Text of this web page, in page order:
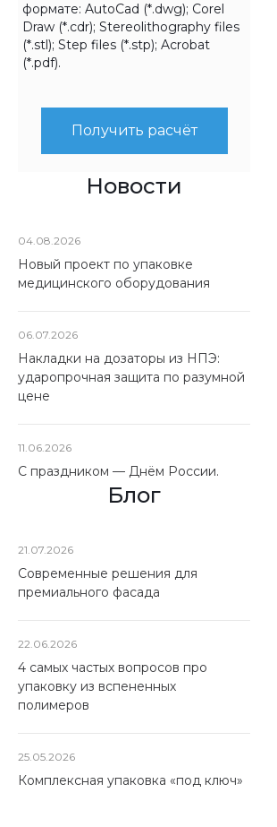
формате: AutoCad (*.dwg); Corel
Draw (*.cdr); Stereolithography files
(*.stl); Step files (*.stp); Acrobat
(*.pdf).
Получить расчёт
Новости
04.08.2026
Новый проект по упаковке
медицинского оборудования
06.07.2026
Накладки на дозаторы из НПЭ:
ударопрочная защита по разумной
цене
11.06.2026
С праздником — Днём России.
Блог
21.07.2026
Современные решения для
премиального фасада
22.06.2026
4 самых частых вопросов про
упаковку из вспененных
полимеров
25.05.2026
Комплексная упаковка «под ключ»